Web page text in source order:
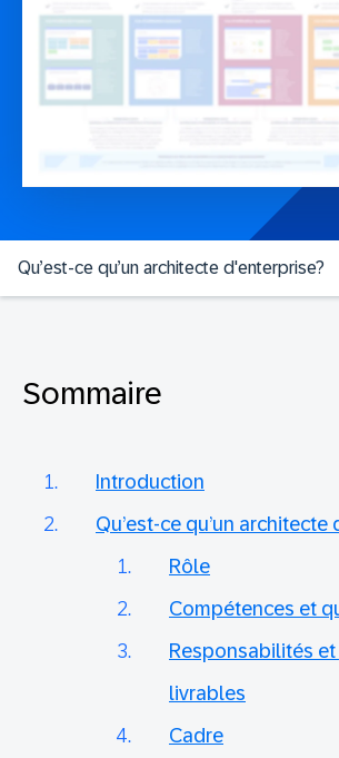
Qu’est-ce qu’un architecte d'enterprise?
Sommaire
Introduction
Qu’est-ce qu’un architecte
Rôle
Compétences et
Responsabilités
livrables
Cadre